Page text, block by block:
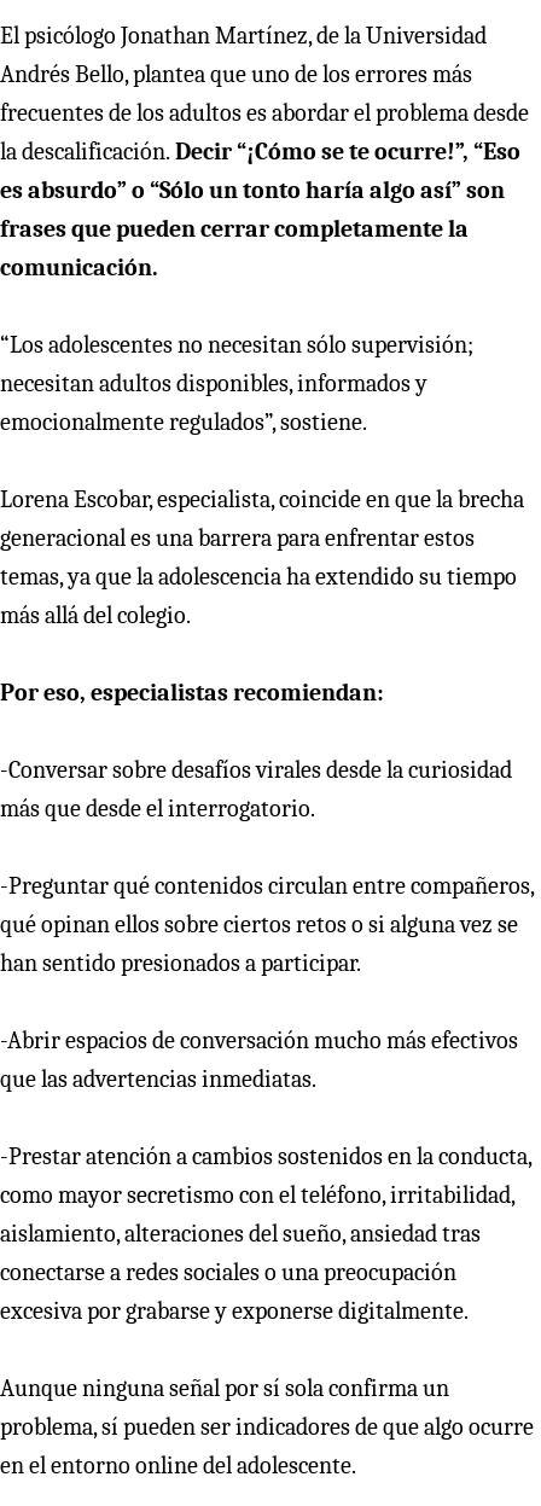
El psicólogo Jonathan Martínez, de la Universidad
Andrés Bello, plantea que uno de los errores más
frecuentes de los adultos es abordar el problema desde
la descalificación. Decir “¡Cómo se te ocurre!”, “Eso
es absurdo” o “Sólo un tonto haría algo así” son
frases que pueden cerrar completamente la
comunicación.
“Los adolescentes no necesitan sólo supervisión;
necesitan adultos disponibles, informados y
emocionalmente regulados”, sostiene.
Lorena Escobar, especialista, coincide en que la brecha
generacional es una barrera para enfrentar estos
temas, ya que la adolescencia ha extendido su tiempo
más allá del colegio.
Por eso, especialistas recomiendan:
-Conversar sobre desafíos virales desde la curiosidad
más que desde el interrogatorio.
-Preguntar qué contenidos circulan entre compañeros,
qué opinan ellos sobre ciertos retos o si alguna vez se
han sentido presionados a participar.
-Abrir espacios de conversación mucho más efectivos
que las advertencias inmediatas.
-Prestar atención a cambios sostenidos en la conducta,
como mayor secretismo con el teléfono, irritabilidad,
aislamiento, alteraciones del sueño, ansiedad tras
conectarse a redes sociales o una preocupación
excesiva por grabarse y exponerse digitalmente.
Aunque ninguna señal por sí sola confirma un
problema, sí pueden ser indicadores de que algo ocurre
en el entorno online del adolescente.